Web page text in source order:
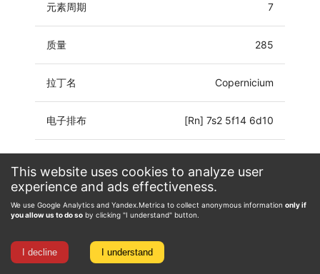
This website uses cookies to analyze user
experience and ads effectiveness.
We use Google Analytics and Yandex.Metrica to collect anonymous information only if
you allow us to do so by clicking "I understand" button.
I decline I understand
元素周期 7
质量 285
拉丁名 Copernicium
电子排布 [Rn] 7s2 5f14 6d10